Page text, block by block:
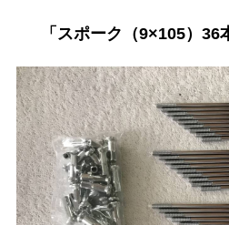
「スポーク（9×105）